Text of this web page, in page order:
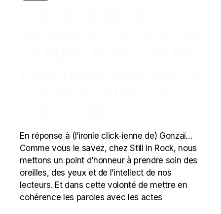
En réponse à (l’ironie click-ienne de) Gonzaï…
Comme vous le savez, chez Still in Rock, nous
mettons un point d’honneur à prendre soin des
oreilles, des yeux et de l’intellect de nos
lecteurs. Et dans cette volonté de mettre en
cohérence les paroles avec les actes